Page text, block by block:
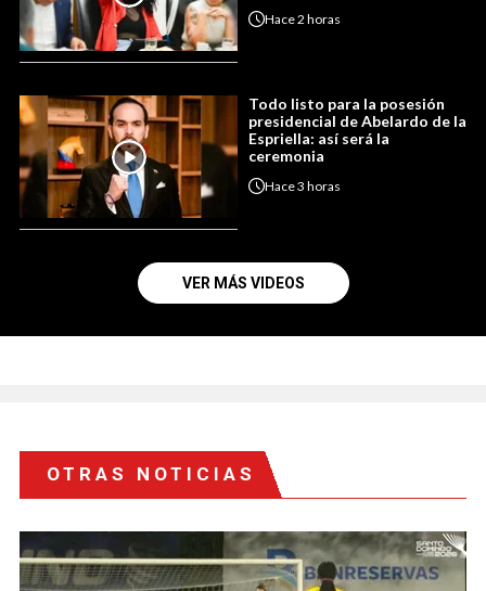
Hace2 horas
Todo listo para la posesión
presidencial de Abelardo de la
Espriella: así será la
ceremonia
Hace3 horas
VER MÁS VIDEOS
OTRAS NOTICIAS